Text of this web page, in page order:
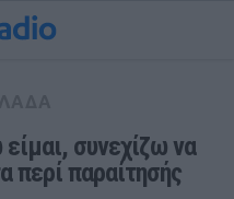
συνεχίζω να
περί παραίτησής